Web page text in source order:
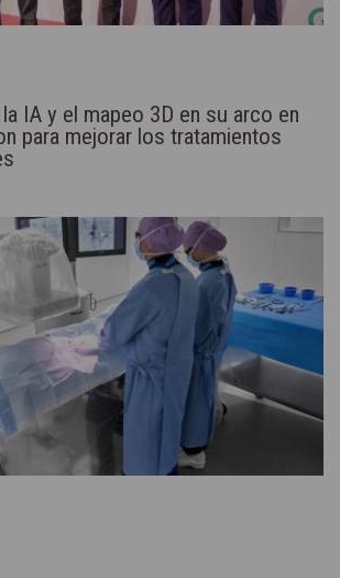
IA y el mapeo 3D en su arco en
para mejorar los tratamientos